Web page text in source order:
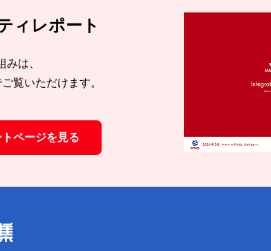
ィレポート
は、
覧いただけます。
ページを見る